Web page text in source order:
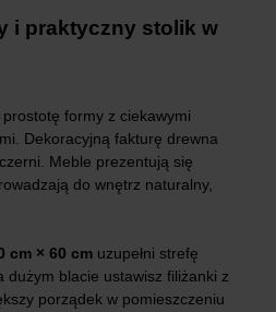
i praktyczny stolik w
prostotę formy z ciekawymi
Dekoracyjną fakturę drewna
Meble prezentują się
do wnętrz naturalny,
cm × 60 cm uzupełni strefę
dużym blacie ustawisz filiżanki z
porządek w pomieszczeniu